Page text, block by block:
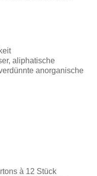
aliphatische
anorganische
à 12 Stück